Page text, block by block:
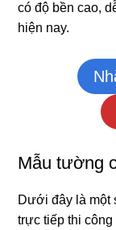
có độ bền cao,
hiện nay.
Mẫu tường
Dưới đây là một
trực tiếp thi công